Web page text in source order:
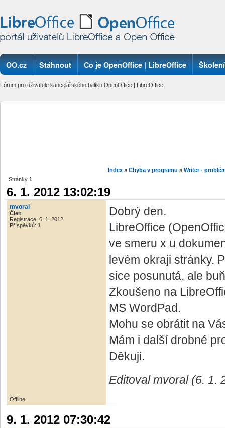
OO.cz Stáhnout Co je OpenOffice | LibreOffice Školení
Fórum pro uživatele kancelářského balíku OpenOffice | LibreOffice
Index » Chyba v programu » Writer -
Stránky 1
6. 1. 2012 13:02:19
mvoral
Člen
Registrace: 6. 1. 2012
Příspěvků: 1
Dobrý den.
LibreOffice
ve smeru x u
levém okraji stránky.
sice posunutá, ale
Zkoušeno na
MS WordPad.
Mohu se obrátit na
Mám i další drobné
Děkuji.
Editoval mvoral (6. 1.
Offline
9. 1. 2012 07:30:42